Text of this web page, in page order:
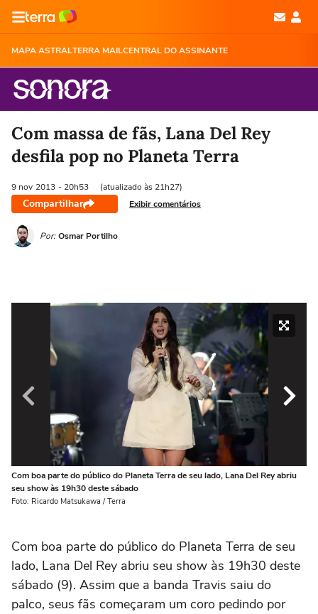
MAPA ASTRALTERRA MAILCENTRAL DO ASSINANTE
Com massa de fãs, Lana Del Rey
desfila pop no Planeta Terra
9 nov 2013 - 20h53 (atualizado às 21h27)
Compartilhar Exibir comentários
Por: Osmar Portilho
Com boa parte do público do Planeta Terra de seu lado, Lana Del Rey abriu
seu show às 19h30 deste sábado
Foto: Ricardo Matsukawa / Terra
Com boa parte do público do Planeta Terra de seu
lado, Lana Del Rey abriu seu show às 19h30 deste
sábado (9). Assim que a banda Travis saiu do
palco, seus fãs começaram um coro pedindo por